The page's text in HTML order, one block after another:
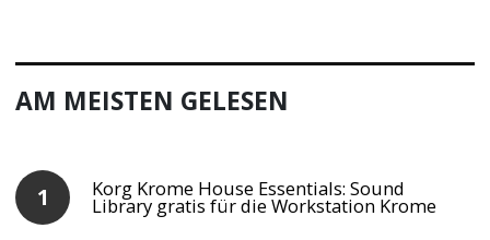
AM MEISTEN GELESEN
Korg Krome House Essentials: Sound
Library gratis für die Workstation Krome